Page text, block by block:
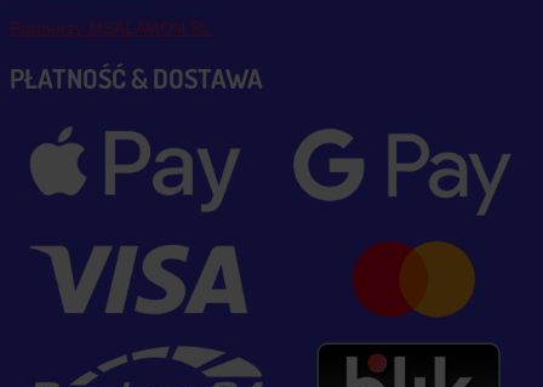
Partnerzy MSALAMON.PL
PŁATNOŚĆ & DOSTAWA